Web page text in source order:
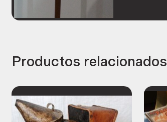
Productos relacionados